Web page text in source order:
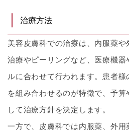
治療方法
美容皮膚科での治療は、内服薬
治療やピーリングなど、医療機
ルに合わせて行われます。患者
を組み合わせるのが特徴で、予
して治療方針を決定します。
一方で、皮膚科では内服薬、外